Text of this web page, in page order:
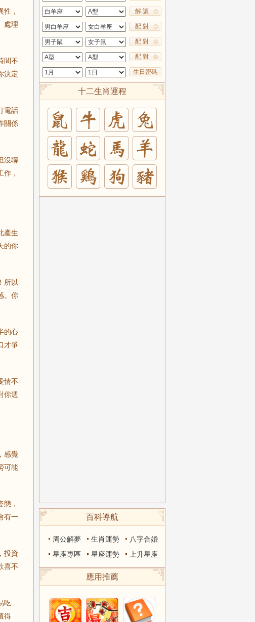
，
處理
間不
決定
電話
關係
沒聯
，
產生
的你
所以
。你
的心
才爭
情不
你週
感覺
可能
，
有一
投資
喜不
吃
得
解 讀
配 對
配 對
配 對
生日密碼
十二生肖運程
虎
狗
百科導航
周公解夢 生肖運勢
八字合婚
星座專區
星座運勢 上升星座
應用推薦